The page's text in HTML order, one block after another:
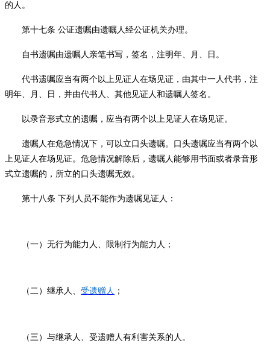
的人。
第十七条 公证遗嘱由遗嘱人经公证机关办理。
自书遗嘱由遗嘱人亲笔书写，签名，注明年、月、日。
代书遗嘱应当有两个以上见证人在场见证，由其中一人代书，注
明年、月、日，并由代书人、其他见证人和遗嘱人签名。
以录音形式立的遗嘱，应当有两个以上见证人在场见证。
遗嘱人在危急情况下，可以立口头遗嘱。口头遗嘱应当有两个以
上见证人在场见证。危急情况解除后，遗嘱人能够用书面或者录音形
式立遗嘱的，所立的口头遗嘱无效。
第十八条 下列人员不能作为遗嘱见证人：
（一） 无行为能力人、限制行为能力人；
（二） 继承人、 受遗赠人 ；
（三） 与继承人、受遗赠人有利害关系的人。